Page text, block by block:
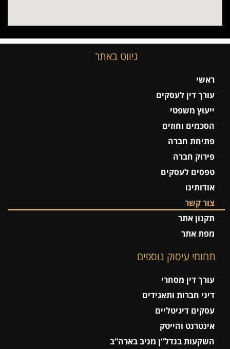
ניווט באתר
ראשי
עורך דין לעסקים
ייעוץ משפטי
הסכמים וחוזים
פתיחת חברה
פירוק חברה
טפסים לעסקים
אודותינו
צור קשר
תקנון אתר
מפת אתר
תחומי עיסוק נוספים
עורך דין מסחרי
דיני חברות ותאגידים
עסקים דיגיטליים
אינטרנט והייטק
השקעות בנדל”ן מניב בארה”ב